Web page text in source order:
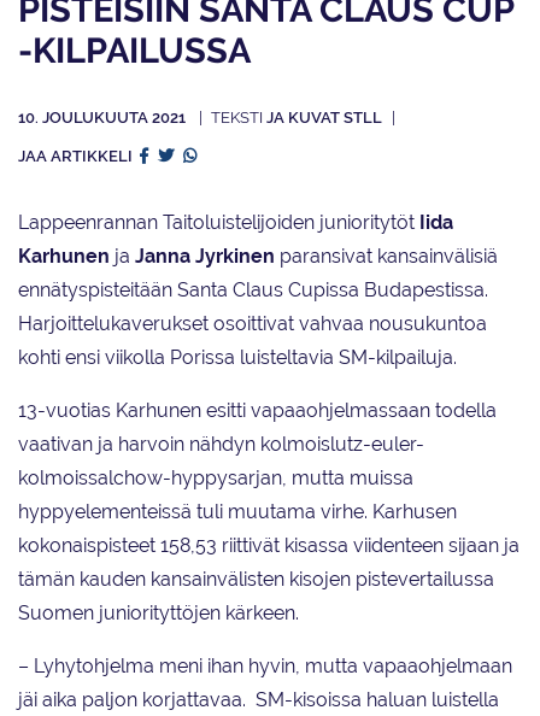
PISTEISIIN SANTA CLAUS CUP
-KILPAILUSSA
10. JOULUKUUTA 2021 JA KUVAT STLL
JAA ARTIKKELI
Lappeenrannan Taitoluistelijoiden junioritytöt Iida
Karhunen ja Janna Jyrkinen paransivat kansainvälisiä
ennätyspisteitään Santa Claus Cupissa Budapestissa.
Harjoittelukaverukset osoittivat vahvaa nousukuntoa
kohti ensi viikolla Porissa luisteltavia SM-kilpailuja.
13-vuotias Karhunen esitti vapaaohjelmassaan todella
vaativan ja harvoin nähdyn kolmoislutz-euler-
kolmoissalchow-hyppysarjan, mutta muissa
hyppyelementeissä tuli muutama virhe. Karhusen
kokonaispisteet 158,53 riittivät kisassa viidenteen sijaan ja
tämän kauden kansainvälisten kisojen pistevertailussa
Suomen juniorityttöjen kärkeen.
– Lyhytohjelma meni ihan hyvin, mutta vapaaohjelmaan
jäi aika paljon korjattavaa. SM-kisoissa haluan luistella